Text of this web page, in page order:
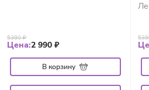
5390 ₽
Цена:2 990 ₽
В корзину